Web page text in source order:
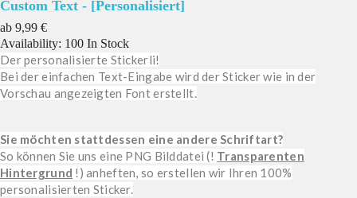
Custom Text - [Personalisiert]
ab Preis
9,99 €
Availability: 100 In Stock
Der personalisierte Stickerli!
Bei der einfachen Text-Eingabe wird der Sticker wie in der
Vorschau angezeigten Font erstellt.
Sie möchten stattdessen eine andere Schriftart?
So können Sie uns eine PNG Bilddatei (! Transparenten
Hintergrund !) anheften, so erstellen wir Ihren 100%
personalisierten Sticker.